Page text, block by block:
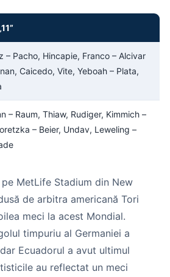
– Pacho, Hincapie, Franco – Alcivar
Caicedo, Vite, Yeboah – Plata,
– Raum, Thiaw, Rudiger, Kimmich –
– Beier, Undav, Leweling –
MetLife Stadium din New
de arbitra americană Tori
meci la acest Mondial.
timpuriu al Germaniei a
Ecuadorul a avut ultimul
au reflectat un meci